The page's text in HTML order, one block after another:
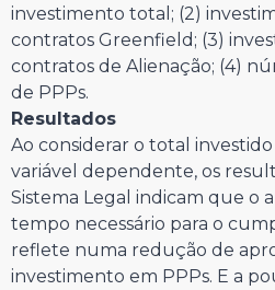
investimento total; (2)
contratos Greenfield; (3)
contratos de Alienação; (4)
de PPPs.
Resultados
Ao considerar o total
variável dependente, os
Sistema Legal indicam que o
tempo necessário para o
reflete numa redução de
investimento em PPPs. E a